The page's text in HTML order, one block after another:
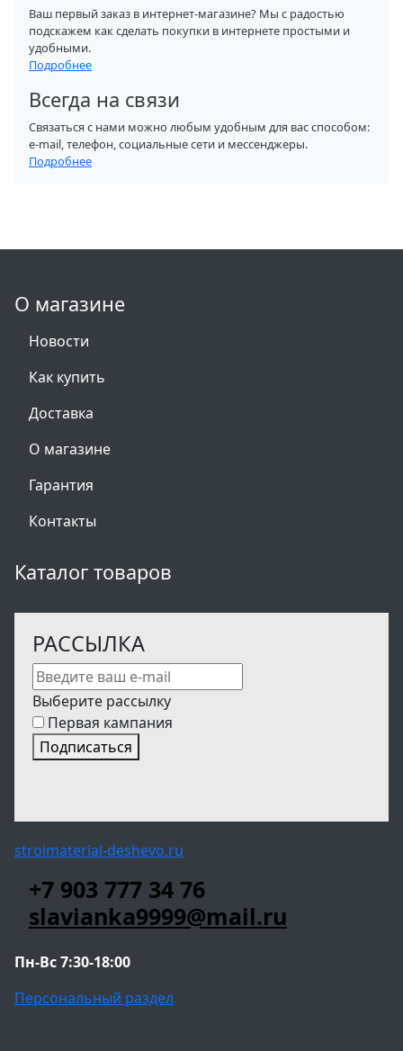
Ваш первый заказ в интернет-магазине? Мы с радостью
подскажем как сделать покупки в интернете простыми и
удобными.
Подробнее
Всегда на связи
Связаться с нами можно любым удобным для вас способом:
e-mail, телефон, социальные сети и мессенджеры.
Подробнее
О магазине
Новости
Как купить
Доставка
О магазине
Гарантия
Контакты
Каталог товаров
РАССЫЛКА
Выберите рассылку
Первая кампания
Подписаться
stroimaterial-deshevo.ru
+7 903 777 34 76
slavianka9999@mail.ru
Пн-Вс 7:30-18:00
Персональный раздел